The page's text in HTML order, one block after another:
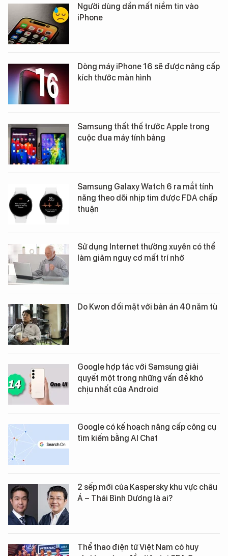
Người dùng dần mất niềm tin vào
iPhone
Dòng máy iPhone 16 sẽ được nâng cấp
kích thước màn hình
Samsung thất thế trước Apple trong
cuộc đua máy tính bảng
Samsung Galaxy Watch 6 ra mắt tính
năng theo dõi nhịp tim được FDA chấp
thuận
Sử dụng Internet thường xuyên có thể
làm giảm nguy cơ mất trí nhớ
Do Kwon đối mặt với bản án 40 năm tù
Google hợp tác với Samsung giải
quyết một trong những vấn đề khó
chịu nhất của Android
Google có kế hoạch nâng cấp công cụ
tìm kiếm bằng AI Chat
2 sếp mới của Kaspersky khu vực châu
Á – Thái Bình Dương là ai?
Thể thao điện tử Việt Nam có huy